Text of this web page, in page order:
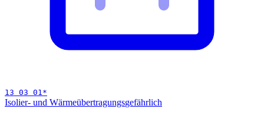
13 03 01*
Isolier- und Wärmeübertragungsgefährlich